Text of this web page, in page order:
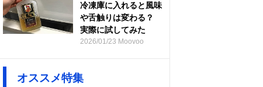
冷凍庫に入れると風味
や舌触りは変わる？
実際に試してみた
2026/01/23 Moovoo
オススメ特集